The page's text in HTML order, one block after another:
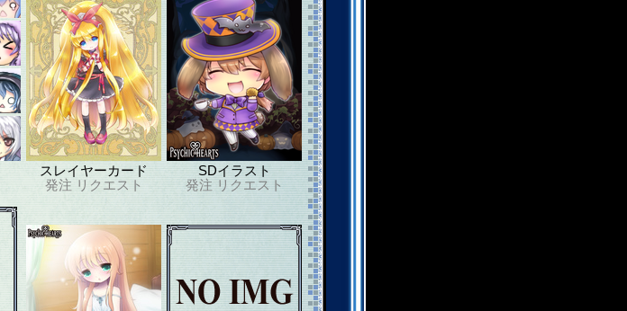
スレイヤーカード
発注 リクエスト
SDイラスト
発注 リクエスト